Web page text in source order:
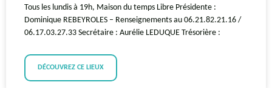
Tous les lundis à 19h, Maison du temps Libre Présidente :
Dominique REBEYROLES – Renseignements au 06.21.82.21.16 /
06.17.03.27.33 Secrétaire : Aurélie LEDUQUE Trésorière :
DÉCOUVREZ CE LIEUX